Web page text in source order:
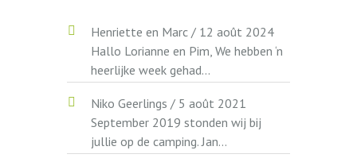
Henriette en Marc / 12 août 2024
Hallo Lorianne en Pim, We hebben ‘n
heerlijke week gehad...
Niko Geerlings / 5 août 2021
September 2019 stonden wij bij
jullie op de camping. Jan...